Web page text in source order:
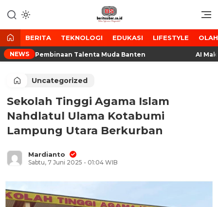
ke
konten
BeritaSiber.co.id
Media Tanggap Dan Akurat
BERITA TEKNOLOGI EDUKASI LIFESTYLE
NEWSPembinaan Talenta Muda Banten AI Makin
Uncategorized
Sekolah Tinggi Agama Islam
Nahdlatul Ulama Kotabumi
Lampung Utara Berkurban
Mardianto
Sabtu, 7 Juni 2025 - 01:04 WIB